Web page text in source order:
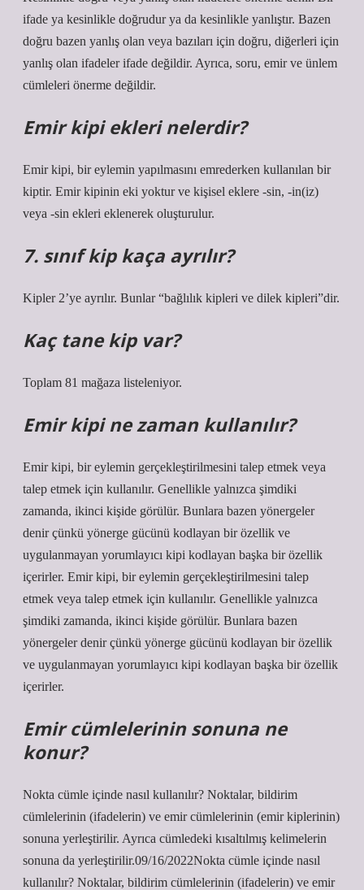
ifade ya kesinlikle doğrudur ya da kesinlikle yanlıştır. Bazen
doğru bazen yanlış olan veya bazıları için doğru, diğerleri için
yanlış olan ifadeler ifade değildir. Ayrıca, soru, emir ve ünlem
cümleleri önerme değildir.
Emir kipi ekleri nelerdir?
Emir kipi, bir eylemin yapılmasını emrederken kullanılan bir
kiptir. Emir kipinin eki yoktur ve kişisel eklere -sin, -in(iz)
veya -sin ekleri eklenerek oluşturulur.
7. sınıf kip kaça ayrılır?
Kipler 2’ye ayrılır. Bunlar “bağlılık kipleri ve dilek kipleri”dir.
Kaç tane kip var?
Toplam 81 mağaza listeleniyor.
Emir kipi ne zaman kullanılır?
Emir kipi, bir eylemin gerçekleştirilmesini talep etmek veya
talep etmek için kullanılır. Genellikle yalnızca şimdiki
zamanda, ikinci kişide görülür. Bunlara bazen yönergeler
denir çünkü yönerge gücünü kodlayan bir özellik ve
uygulanmayan yorumlayıcı kipi kodlayan başka bir özellik
içerirler. Emir kipi, bir eylemin gerçekleştirilmesini talep
etmek veya talep etmek için kullanılır. Genellikle yalnızca
şimdiki zamanda, ikinci kişide görülür. Bunlara bazen
yönergeler denir çünkü yönerge gücünü kodlayan bir özellik
ve uygulanmayan yorumlayıcı kipi kodlayan başka bir özellik
içerirler.
Emir cümlelerinin sonuna ne
konur?
Nokta cümle içinde nasıl kullanılır? Noktalar, bildirim
cümlelerinin (ifadelerin) ve emir cümlelerinin (emir kiplerinin)
sonuna yerleştirilir. Ayrıca cümledeki kısaltılmış kelimelerin
sonuna da yerleştirilir.09/16/2022Nokta cümle içinde nasıl
kullanılır? Noktalar, bildirim cümlelerinin (ifadelerin) ve emir